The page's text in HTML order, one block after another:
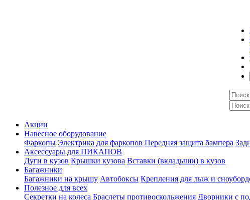
Акции
Навесное оборудование
Фаркопы Электрика для фаркопов Передняя защита бампера
Аксессуары для ПИКАПОВ
Дуги в кузов Крышки кузова Вставки (вкладыши) в кузов
Багажники
Багажники на крышу Автобоксы Крепления для лыж и
Полезное для всех
Секретки на колеса Браслеты противоскольжения Дворники с